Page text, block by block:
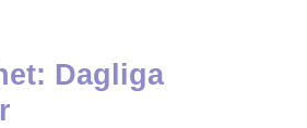
Dagliga